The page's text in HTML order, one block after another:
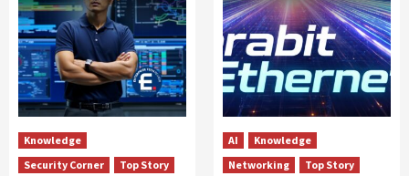
Knowledge
Security Corner
Top Story
AI
Knowledge
Networking
Top Story